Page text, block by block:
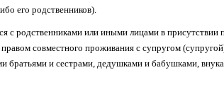
его родственников).
с родственниками или иными лицами в присутствии
совместного проживания с супругом
и сестрами, дедушками и бабушками,